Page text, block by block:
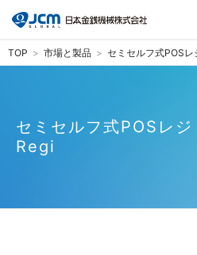
TOP 市場と製品 セミセルフ式POS
セミセルフ式POSレ
Regi
セミセルフ式POSレ
Regi